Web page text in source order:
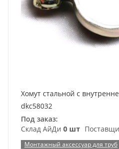
Хомут стальной с
dkc58032
Под заказ:
Склад АйДи 0 шт
Монтажный аксессуар для труб